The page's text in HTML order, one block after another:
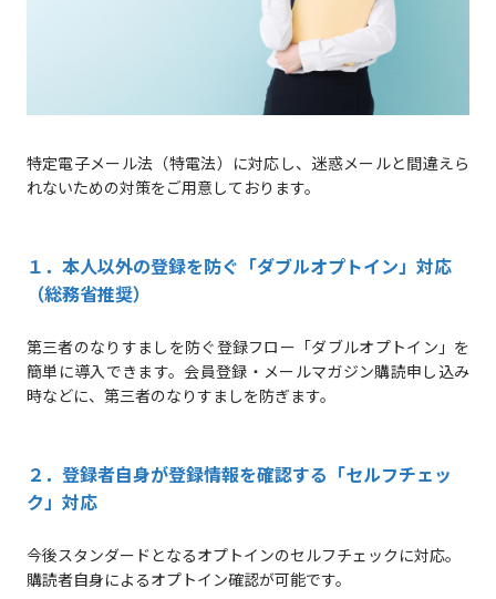
特定電子メール法（特電法）に対応し、迷惑メールと間違えら
れないための対策をご用意しております。
１．本人以外の登録を防ぐ「ダブルオプトイン」対応
（総務省推奨）
第三者のなりすましを防ぐ登録フロー「ダブルオプトイン」を
簡単に導入できます。会員登録・メールマガジン購読申し込み
時などに、第三者のなりすましを防ぎます。
２．登録者自身が登録情報を確認する「セルフチェッ
ク」対応
今後スタンダードとなるオプトインのセルフチェックに対応。
購読者自身によるオプトイン確認が可能です。